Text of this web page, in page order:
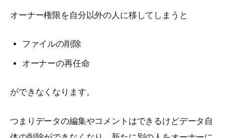
オーナー権限を自分以外の人に移してしまうと
ファイルの削除
オーナーの再任命
ができなくなります。
つまりデータの編集やコメントはできるけどデータ自